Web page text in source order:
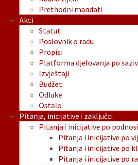
Prethodni mandati
Akti
Statut
Poslovnik o radu
Propisi
Platforma djelovanja po
Izvještaji
Budžet
Odluke
Ostalo
Pitanja, inicijative i zaključci
Pitanja i inicijative po
Pitanja i inicijative po
Pitanja i inicijative po
Pitanja i inicijative po